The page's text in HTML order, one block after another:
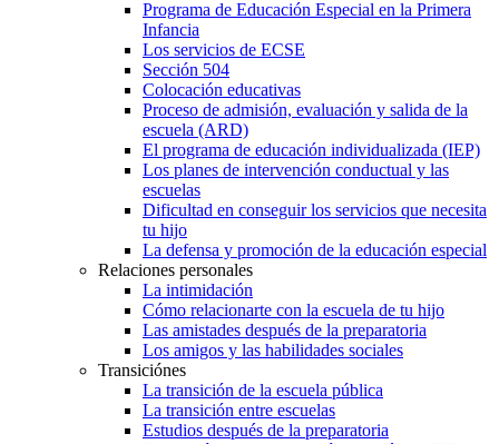
Programa de Educación Especial en la Primera
Infancia
Los servicios de ECSE
Sección 504
Colocación educativas
Proceso de admisión, evaluación y salida de la
escuela (ARD)
El programa de educación individualizada (IEP)
Los planes de intervención conductual y las
escuelas
Dificultad en conseguir los servicios que necesita
tu hijo
La defensa y promoción de la educación especial
Relaciones personales
La intimidación
Cómo relacionarte con la escuela de tu hijo
Las amistades después de la preparatoria
Los amigos y las habilidades sociales
Transiciónes
La transición de la escuela pública
La transición entre escuelas
Estudios después de la preparatoria